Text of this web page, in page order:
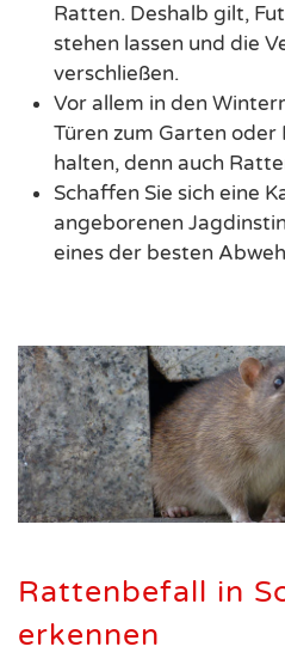
Ratten. Deshalb gilt,
stehen lassen und die
verschließen.
Vor allem in den
Türen zum Garten
halten, denn auch
Schaffen Sie sich eine
angeborenen
eines der besten
Rattenbefall in
erkennen